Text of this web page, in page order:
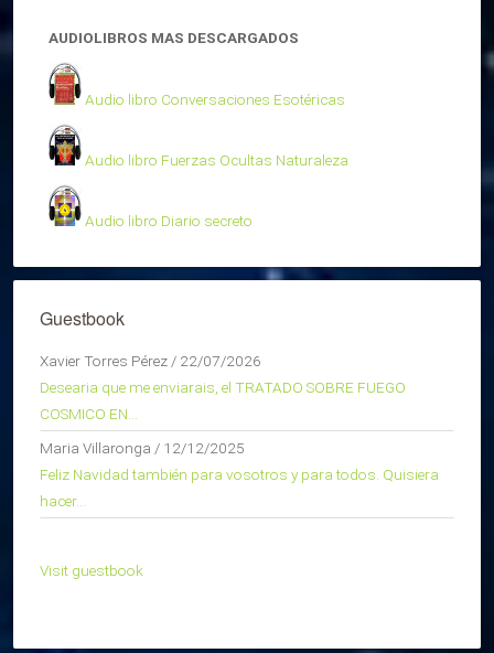
AUDIOLIBROS MAS DESCARGADOS
Audio libro Conversaciones Esotéricas
Audio libro Fuerzas Ocultas Naturaleza
Audio libro Diario secreto
Guestbook
Xavier Torres Pérez / 22/07/2026
Desearia que me enviarais, el TRATADO SOBRE FUEGO
COSMICO EN...
Maria Villaronga / 12/12/2025
Feliz Navidad también para vosotros y para todos. Quisiera
hacer...
Visit guestbook